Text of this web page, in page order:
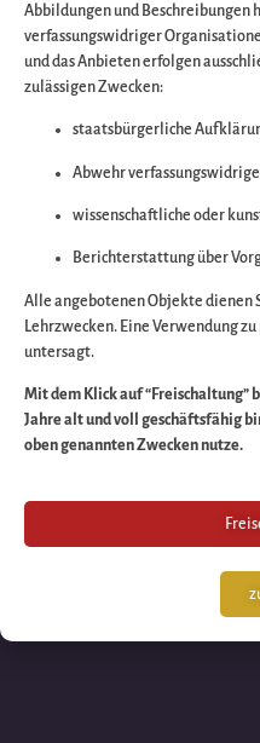
Wir
Abbildungen und
verfassungswidriger
und das Anbieten erfolgen
zulässigen Zwecken:
staatsbürgerliche
Abwehr
wissenschaftliche oder
Berichterstattung über
Alle angebotenen Objekte dienen
Lehrzwecken. Eine Verwendung
untersagt.
Mit dem Klick auf “Freischaltung”
Jahre alt und voll geschäftsfähig
oben genannten Zwecken nutze.